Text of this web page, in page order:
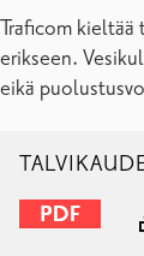
Traficom kieltää
erikseen.
eikä